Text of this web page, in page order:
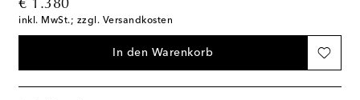
€ 1.380
original price
inkl. MwSt.; zzgl. Versandkosten
In den Warenkorb